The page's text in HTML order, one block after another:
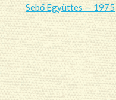
Sebő Együttes — 1975